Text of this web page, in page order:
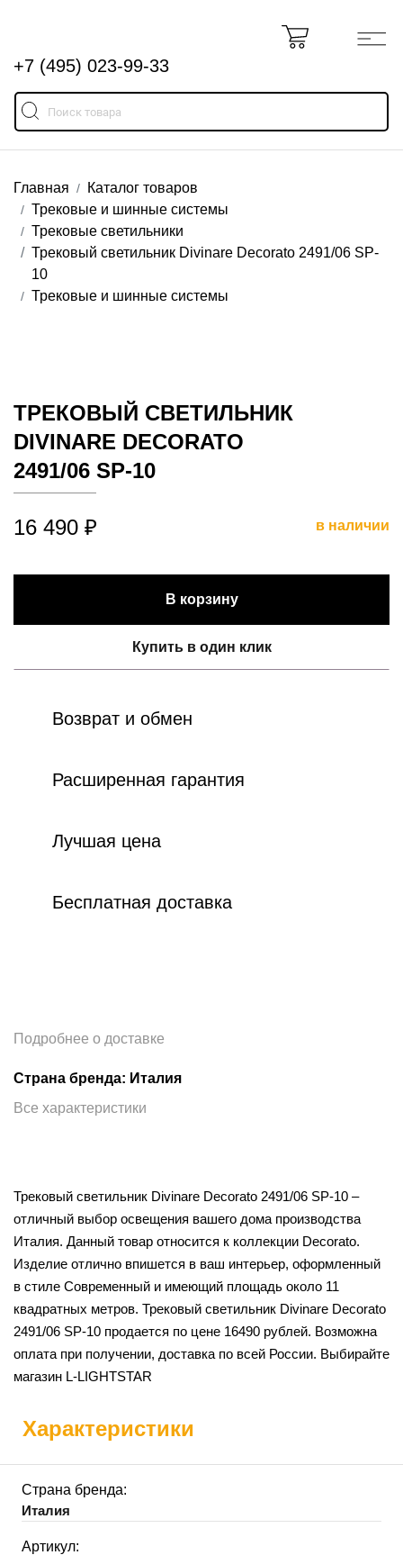
+7 (495) 023-99-33
Главная
Каталог товаров
Трековые и шинные системы
Трековые светильники
Трековый светильник Divinare Decorato 2491/06 SP-
10
Трековые и шинные системы
ТРЕКОВЫЙ СВЕТИЛЬНИК
DIVINARE DECORATO
2491/06 SP-10
16 490 ₽ в наличии
В корзину
Купить в один клик
Возврат и обмен
Расширенная гарантия
Лучшая цена
Бесплатная доставка
Подробнее о доставке
Страна бренда: Италия
Все характеристики
Трековый светильник Divinare Decorato 2491/06 SP-10 –
отличный выбор освещения вашего дома производства
Италия. Данный товар относится к коллекции Decorato.
Изделие отлично впишется в ваш интерьер, оформленный
в стиле Современный и имеющий площадь около 11
квадратных метров. Трековый светильник Divinare Decorato
2491/06 SP-10 продается по цене 16490 рублей. Возможна
оплата при получении, доставка по всей России. Выбирайте
магазин L-LIGHTSTAR
Характеристики
Страна бренда:
Италия
Артикул: